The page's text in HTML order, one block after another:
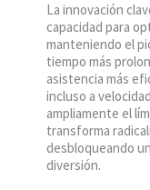
La innovación
capacidad para
manteniendo el
tiempo más
asistencia más
incluso a
ampliamente el
transforma
desbloqueando
diversión.